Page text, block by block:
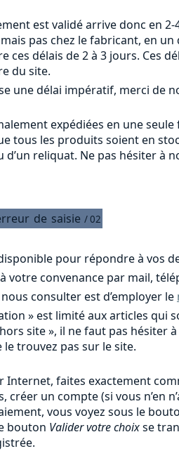
est validé arrive donc en
pas chez le fabricant, en
ces délais de 2 à 3 jours. Ces
du site.
une délai impératif, merci
expédiées en une
tous les produits soient en
reliquat. Ne pas hésiter à
de saisie / 02
pour répondre à vos
votre convenance par mail,
consulter est d’employer le
» est limité aux articles qui
site », il ne faut pas
trouvez pas sur le site.
Internet, faites exactement
créer un compte (si vous n’en
vous voyez sous le
bouton Valider votre choixse